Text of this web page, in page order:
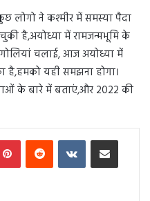
लोगो ने कश्मीर में समस्या पैदा
है,अयोध्या में रामजन्मभूमि के
गोलियां चलाई, आज अयोध्या में
है,हमको यही समझना होगा।
के बारे में बताएं,और 2022 की
PinterestReddit VKontakteShare via Email